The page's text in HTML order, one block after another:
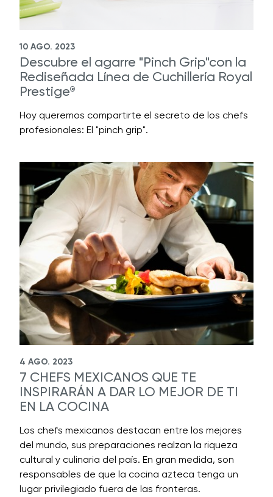
10 AGO. 2023
Descubre el agarre "Pinch Grip"con la
Rediseñada Línea de Cuchillería Royal
Prestige®
Hoy queremos compartirte el secreto de los chefs
profesionales: El "pinch grip".
4 AGO. 2023
7 CHEFS MEXICANOS QUE TE
INSPIRARÁN A DAR LO MEJOR DE TI
EN LA COCINA
Los chefs mexicanos destacan entre los mejores
del mundo, sus preparaciones realzan la riqueza
cultural y culinaria del país. En gran medida, son
responsables de que la cocina azteca tenga un
lugar privilegiado fuera de las fronteras.